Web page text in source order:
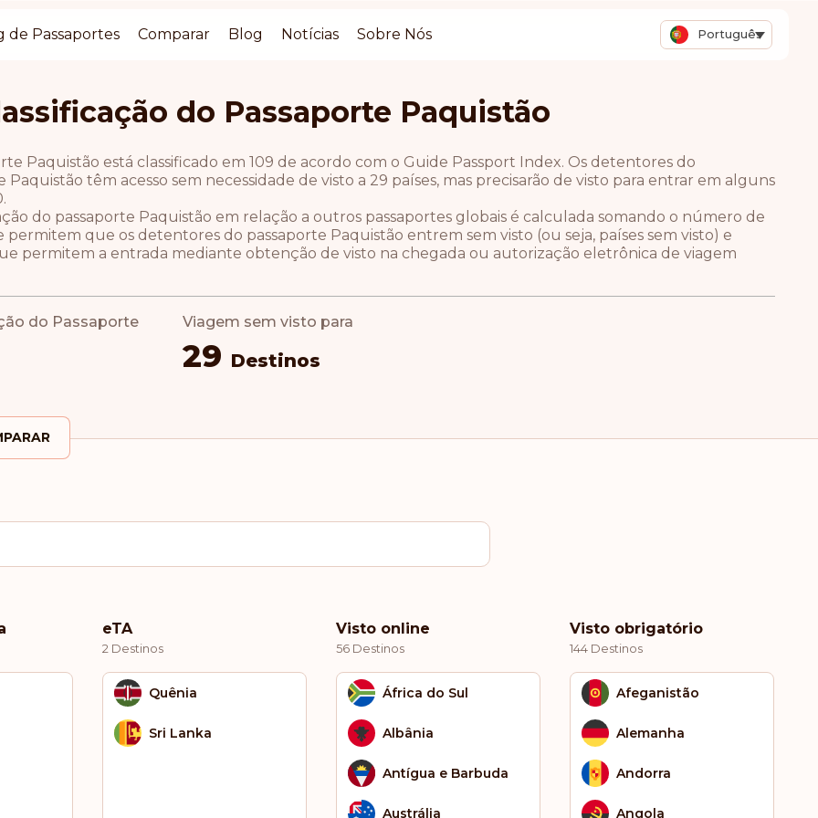
Português
de Passaportes Comparar Blog Notícias Sobre Nós
do Passaporte Paquistão
Paquistão está classificado em 109 de acordo com o Guide Passport Index. Os detentores do
Paquistão têm acesso sem necessidade de visto a 29 países, mas precisarão de visto para entrar em alguns
do passaporte Paquistão em relação a outros passaportes globais é calculada somando o número de
permitem que os detentores do passaporte Paquistão entrem sem visto (ou seja, países sem visto) e
permitem a entrada mediante obtenção de visto na chegada ou autorização eletrônica de viagem
do Passaporte Viagem sem visto para
29 Destinos
eTA
2 Destinos
Quênia
Sri Lanka
Visto online
56 Destinos
África do Sul
Albânia
Antígua e Barbuda
Austrália
Visto obrigatório
144 Destinos
Afeganistão
Alemanha
Andorra
Angola